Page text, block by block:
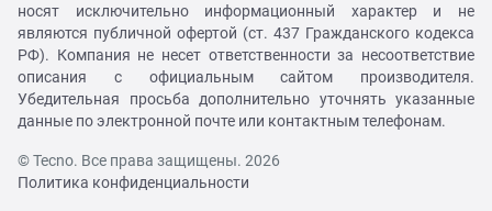
носят исключительно информационный характер и не
являются публичной офертой (ст. 437 Гражданского кодекса
РФ). Компания не несет ответственности за несоответствие
описания с официальным сайтом производителя.
Убедительная просьба дополнительно уточнять указанные
данные по электронной почте или контактным телефонам.
© Tecno. Все права защищены. 2026
Политика конфиденциальности